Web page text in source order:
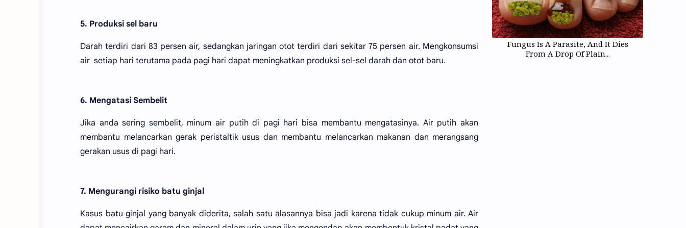
5. Produksi sel baru
Darah terdiri dari 83 persen air, sedangkan jaringan otot terdiri dari sekitar 75 persen air. Mengkonsumsi
air setiap hari terutama pada pagi hari dapat meningkatkan produksi sel-sel darah dan otot baru.
6. Mengatasi Sembelit
Jika anda sering sembelit, minum air putih di pagi hari bisa membantu mengatasinya. Air putih akan
membantu melancarkan gerak peristaltik usus dan membantu melancarkan makanan dan merangsang
gerakan usus di pagi hari.
7. Mengurangi risiko batu ginjal
Kasus batu ginjal yang banyak diderita, salah satu alasannya bisa jadi karena tidak cukup minum air. Air
Fungus Is A Parasite, And It Dies
From A Drop Of Plain...